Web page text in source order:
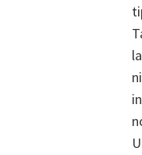
in